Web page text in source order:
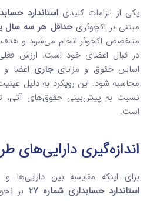
یکی از الزامات کلیدیاستاندارد
مبتنی بر اکچوئریحداقل هر سه سال
متخصص اکچوئر انجام می‌شود و هدف
در قبال اعضای خود است. ارزش فعلی
اساس حقوق و مزایایجاری اعضا
محاسبه شود. این رویکرد به دلیل
نسبت به پیش‌بینی حقوق‌های آتی،
است.
اندازه‌گیری دارایی‌های
برای اینکه مقایسه بین دارایی‌ها
استاندارد حسابداری شماره 27
بر